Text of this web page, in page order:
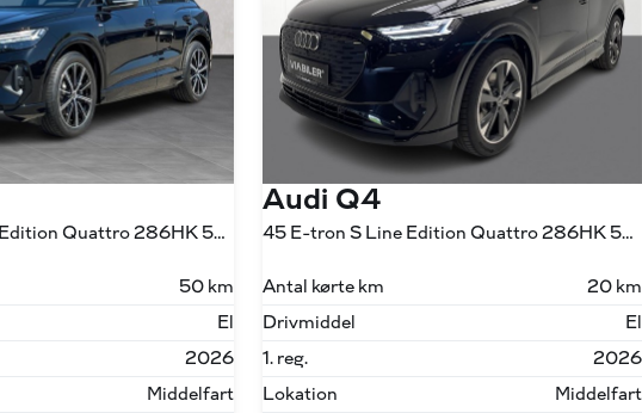
45 E-tron S Line Edition Quattro 286HK 5d Aut.
50 km
El
2026
Middelfart
Audi Q4
45 E-tron S Line Edition Quattro 286HK 5d Aut.
Antal kørte km
20 km
Drivmiddel
El
1. reg.
2026
Lokation
Middelfart